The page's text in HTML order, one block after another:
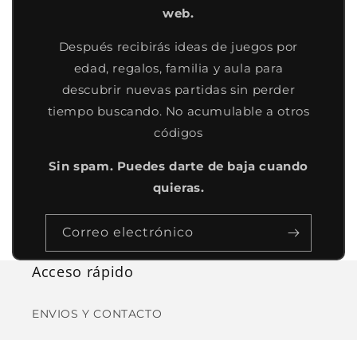
web.
Después recibirás ideas de juegos por
edad, regalos, familia y aula para
descubrir nuevas partidas sin perder
tiempo buscando. No acumulable a otros
códigos
Sin spam. Puedes darte de baja cuando
quieras.
Correo electrónico
Acceso rápido
ENVIOS Y CONTACTO